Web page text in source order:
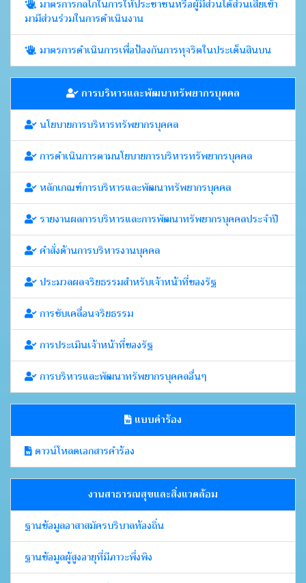
มาตรการกลไกในการให้ประชาชนหรือผู้มีส่วนได้ส่วนเสียเข้า
มามีส่วนร่วมในการดำเนินงาน
มาตรการดำเนินการเพื่อป้องกันการทุจริตในประเด็นสินบน
การบริหารและพัฒนาทรัพยากรบุคคล
นโยบายการบริหารทรัพยากรบุคคล
การดำเนินการตามนโยบายการบริหารทรัพยากรบุคคล
หลักเกณฑ์การบริหารและพัฒนาทรัพยากรบุคคล
รายงานผลการบริหารและการพัฒนาทรัพยากรบุคคลประจำปี
คำสั่งด้านการบริหารงานบุคคล
ประมวลผลจริยธรรมสำหรับเจ้าหน้าที่ของรัฐ
การขับเคลื่อนจริยธรรม
การประเมินเจ้าหน้าที่ของรัฐ
การบริหารและพัฒนาทรัพยากรบุคคลอื่นๆ
แบบคำร้อง
ดาวน์โหลดเอกสารคำร้อง
งานสาธารณสุขและสิ่งแวดล้อม
ฐานข้อมูลอาสาสมัครบริบาลท้องถิ่น
ฐานข้อมูลผู้สูงอายุที่มีภาวะพึ่งพิง